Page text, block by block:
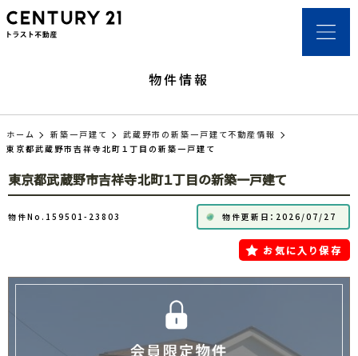
物件情報
ホーム 新築一戸建て
武蔵野市の新築一戸建て不動産情報
東京都武蔵野市吉祥寺北町１丁目の新築一戸建て
東京都武蔵野市吉祥寺北町１丁目の新築一戸建て
物件No.159501-23803 物件更新日：2026/07/27
お気に入り保存